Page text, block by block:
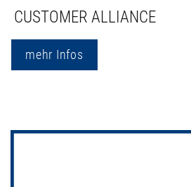
CUSTOMER ALLIANCE
mehr Infos